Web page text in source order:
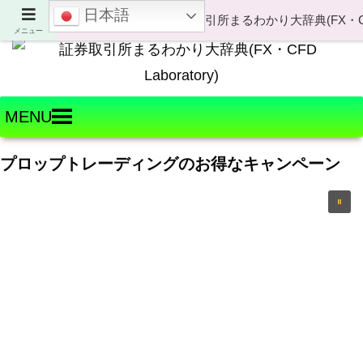
Welcome to FX・CFD Laboratory!
MENU
プロップトレーディングのお得なキャンペーン
メニュー
日本語